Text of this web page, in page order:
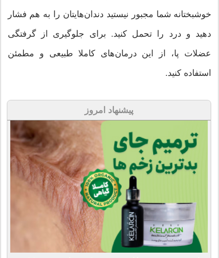
خوشبختانه شما مجبور نیستید دندان‌هایتان را به هم فشار
دهید و درد را تحمل کنید. برای جلوگیری از گرفتگی
عضلات پا، از این درمان‌های کاملا طبیعی و مطمئن
استفاده کنید.
پیشنهاد امروز